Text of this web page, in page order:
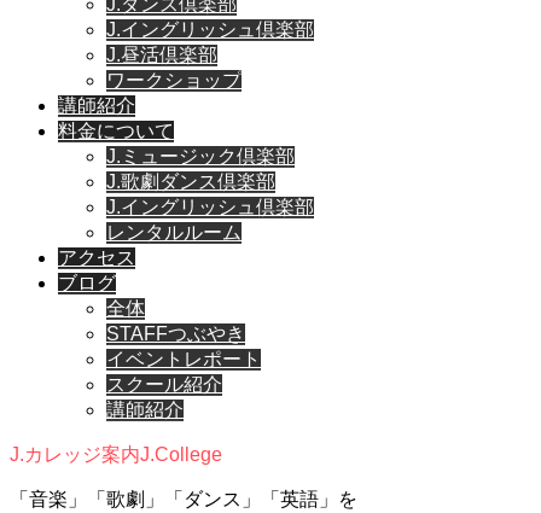
J.ダンス倶楽部
J.イングリッシュ倶楽部
J.昼活倶楽部
ワークショップ
講師紹介
料金について
J.ミュージック倶楽部
J.歌劇ダンス倶楽部
J.イングリッシュ倶楽部
レンタルルーム
アクセス
ブログ
全体
STAFFつぶやき
イベントレポート
スクール紹介
講師紹介
J.カレッジ案内J.College
「音楽」「歌劇」「ダンス」「英語」を